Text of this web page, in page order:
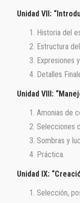
Unidad VII:
Historia del
Estructura
Expresiones
Detalles
Unidad VIII:
Amonias de
Selecciones
Sombras y
Práctica.
Unidad IX:
Selección,